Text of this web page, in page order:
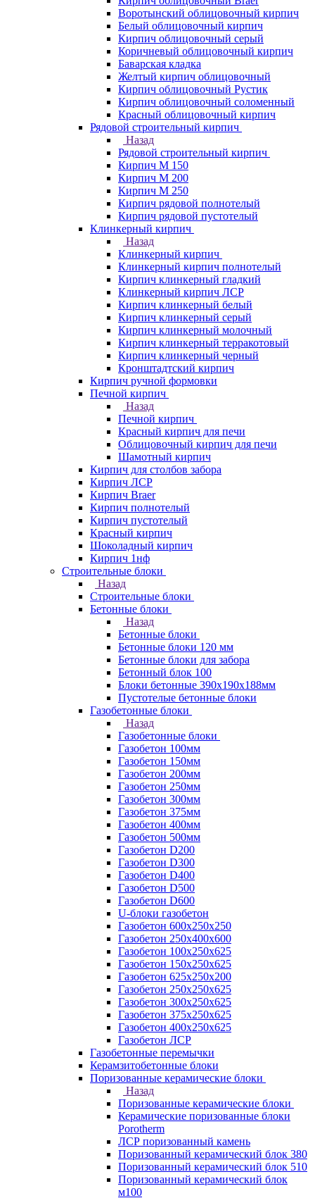
Воротынский облицовочный кирпич
Белый облицовочный кирпич
Кирпич облицовочный серый
Коричневый облицовочный кирпич
Баварская кладка
Желтый кирпич облицовочный
Кирпич облицовочный Рустик
Кирпич облицовочный соломенный
Красный облицовочный кирпич
Рядовой строительный кирпич
Назад
Рядовой строительный кирпич
Кирпич М 150
Кирпич М 200
Кирпич М 250
Кирпич рядовой полнотелый
Кирпич рядовой пустотелый
Клинкерный кирпич
Назад
Клинкерный кирпич
Клинкерный кирпич полнотелый
Кирпич клинкерный гладкий
Клинкерный кирпич ЛСР
Кирпич клинкерный белый
Кирпич клинкерный серый
Кирпич клинкерный молочный
Кирпич клинкерный терракотовый
Кирпич клинкерный черный
Кронштадтский кирпич
Кирпич ручной формовки
Печной кирпич
Назад
Печной кирпич
Красный кирпич для печи
Облицовочный кирпич для печи
Шамотный кирпич
Кирпич для столбов забора
Кирпич ЛСР
Кирпич Braer
Кирпич полнотелый
Кирпич пустотелый
Красный кирпич
Шоколадный кирпич
Кирпич 1нф
Строительные блоки
Назад
Строительные блоки
Бетонные блоки
Назад
Бетонные блоки
Бетонные блоки 120 мм
Бетонные блоки для забора
Бетонный блок 100
Блоки бетонные 390х190х188мм
Пустотелые бетонные блоки
Газобетонные блоки
Назад
Газобетонные блоки
Газобетон 100мм
Газобетон 150мм
Газобетон 200мм
Газобетон 250мм
Газобетон 300мм
Газобетон 375мм
Газобетон 400мм
Газобетон 500мм
Газобетон D200
Газобетон D300
Газобетон D400
Газобетон D500
Газобетон D600
U-блоки газобетон
Газобетон 600x250x250
Газобетон 250x400x600
Газобетон 100х250х625
Газобетон 150х250х625
Газобетон 625х250х200
Газобетон 250х250х625
Газобетон 300х250х625
Газобетон 375х250х625
Газобетон 400х250х625
Газобетон ЛСР
Газобетонные перемычки
Керамзитобетонные блоки
Поризованные керамические блоки
Назад
Поризованные керамические блоки
Керамические поризованные блоки
Porotherm
ЛСР поризованный камень
Поризованный керамический блок 380
Поризованный керамический блок 510
Поризованный керамический блок
м100